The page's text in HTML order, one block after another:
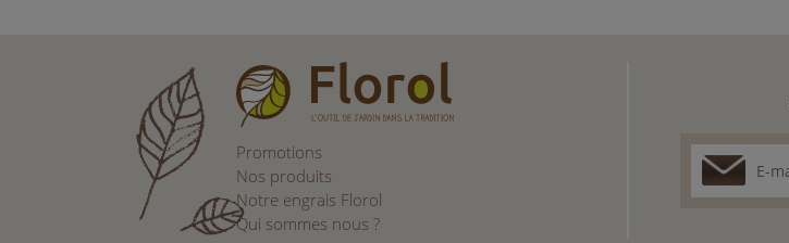
Promotions
Nos produits
Notre engrais Florol
Qui sommes nous ?